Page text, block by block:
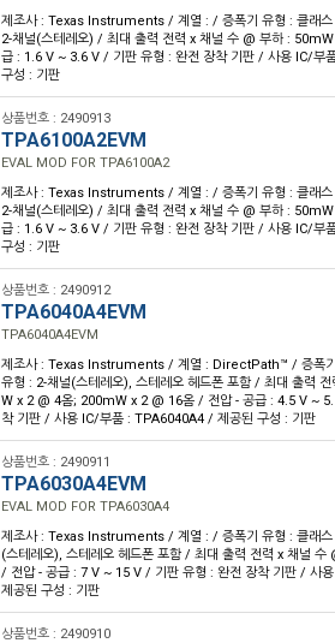
제조사 : Texas Instruments / 계열 : / 증폭기 유형 : 클래스
2-채널(스테레오) / 최대 출력 전력 x 채널 수 @ 부하 :
급 : 1.6 V ~ 3.6 V / 기판 유형 : 완전 장착 기판 / 사용 IC/부
구성 : 기판
상품번호 : 2490913
TPA6100A2EVM
EVAL MOD FOR TPA6100A2
제조사 : Texas Instruments / 계열 : / 증폭기 유형 : 클래스
2-채널(스테레오) / 최대 출력 전력 x 채널 수 @ 부하 :
급 : 1.6 V ~ 3.6 V / 기판 유형 : 완전 장착 기판 / 사용 IC/부
구성 : 기판
상품번호 : 2490912
TPA6040A4EVM
TPA6040A4EVM
제조사 : Texas Instruments / 계열 : DirectPath™ / 증폭
유형 : 2-채널(스테레오), 스테레오 헤드폰 포함 / 최대 출력
W x 2 @ 4옴; 200mW x 2 @ 16옴 / 전압 - 공급 : 4.5 V ~
착 기판 / 사용 IC/부품 : TPA6040A4 / 제공된 구성 : 기판
상품번호 : 2490911
TPA6030A4EVM
EVAL MOD FOR TPA6030A4
제조사 : Texas Instruments / 계열 : / 증폭기 유형 : 클래스
(스테레오), 스테레오 헤드폰 포함 / 최대 출력 전력 x 채널
/ 전압 - 공급 : 7 V ~ 15 V / 기판 유형 : 완전 장착 기판 / 사
제공된 구성 : 기판
상품번호 : 2490910